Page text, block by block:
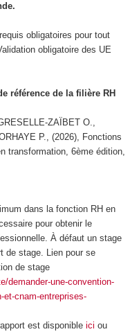
obligatoires pour tout
obligatoire des UE
référence de la filière RH
ZAÏBET O.,
P., (2026), Fonctions
transformation, 6ème édition,
dans la fonction RH en
pour obtenir le
À défaut un stage
de stage. Lien pour se
de stage
demander-une-convention-
et-cnam-entreprises-
est disponible ici ou